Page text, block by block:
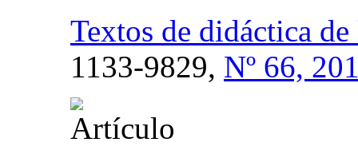
Textos de didáctica
1133-9829, Nº 66,